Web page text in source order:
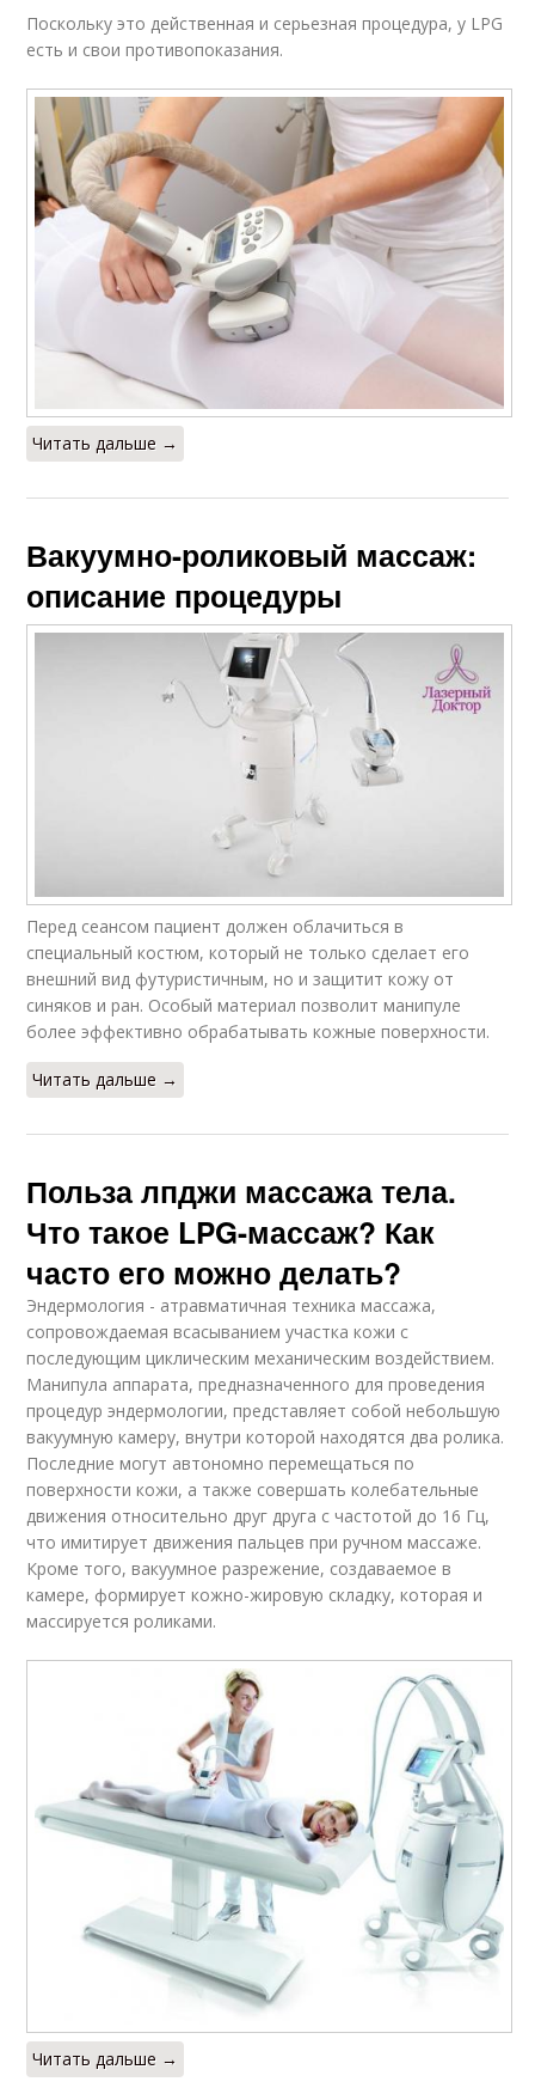
Поскольку это действенная и серьезная процедура, у LPG
есть и свои противопоказания.
Читать дальше →
Вакуумно-роликовый массаж:
описание процедуры
Перед сеансом пациент должен облачиться в
специальный костюм, который не только сделает его
внешний вид футуристичным, но и защитит кожу от
синяков и ран. Особый материал позволит манипуле
более эффективно обрабатывать кожные поверхности.
Читать дальше →
Польза лпджи массажа тела.
Что такое LPG-массаж? Как
часто его можно делать?
Эндермология - атравматичная техника массажа,
сопровождаемая всасыванием участка кожи с
последующим циклическим механическим воздействием.
Манипула аппарата, предназначенного для проведения
процедур эндермологии, представляет собой небольшую
вакуумную камеру, внутри которой находятся два ролика.
Последние могут автономно перемещаться по
поверхности кожи, а также совершать колебательные
движения относительно друг друга с частотой до 16 Гц,
что имитирует движения пальцев при ручном массаже.
Кроме того, вакуумное разрежение, создаваемое в
камере, формирует кожно-жировую складку, которая и
массируется роликами.
Читать дальше →